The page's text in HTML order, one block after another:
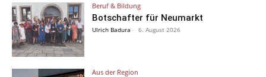
Beruf & Bildung
Botschafter für Neumarkt
Ulrich Badura - 6. August 2026
Aus der Region